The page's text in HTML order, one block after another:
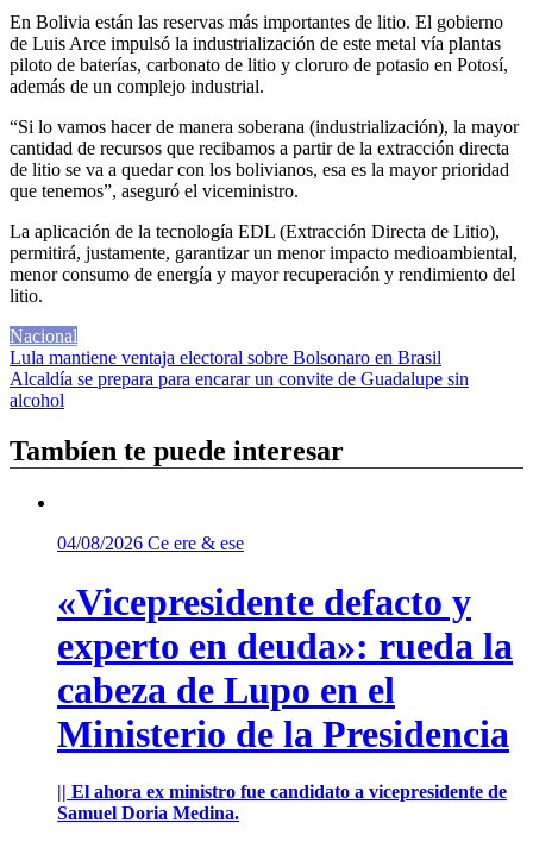
En Bolivia están las reservas más importantes de litio. El gobierno
de Luis Arce impulsó la industrialización de este metal vía plantas
piloto de baterías, carbonato de litio y cloruro de potasio en Potosí,
además de un complejo industrial.
“Si lo vamos hacer de manera soberana (industrialización), la mayor
cantidad de recursos que recibamos a partir de la extracción directa
de litio se va a quedar con los bolivianos, esa es la mayor prioridad
que tenemos”, aseguró el viceministro.
La aplicación de la tecnología EDL (Extracción Directa de Litio),
permitirá, justamente, garantizar un menor impacto medioambiental,
menor consumo de energía y mayor recuperación y rendimiento del
litio.
Nacional
Navegación
de
Lula mantiene ventaja electoral sobre Bolsonaro en Brasil
Alcaldía se prepara para encarar un convite de Guadalupe sin
alcohol
Tambíen te puede interesar
04/08/2026 Ce ere & ese
«Vicepresidente defacto y
experto en deuda»: rueda la
cabeza de Lupo en el
Ministerio de la Presidencia
|| El ahora ex ministro fue candidato a vicepresidente de
Samuel Doria Medina.